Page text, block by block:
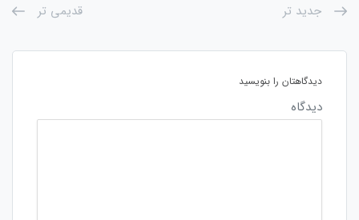
جدید تر قدیمی تر
دیدگاهتان را بنویسید
دیدگاه